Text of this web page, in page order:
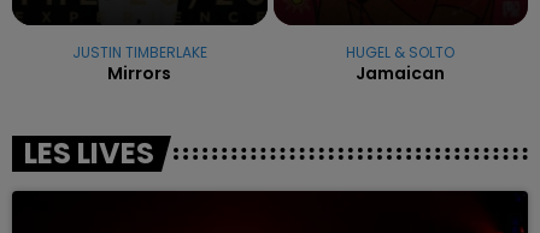
JUSTIN TIMBERLAKE
Mirrors
HUGEL & SOLTO
Jamaican
LES LIVES